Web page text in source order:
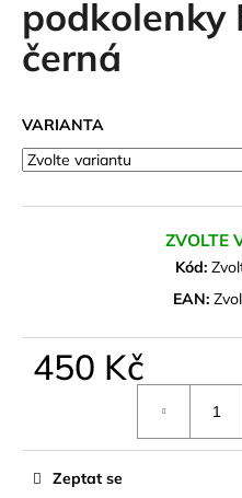
podkolenky
černá
VARIANTA
ZVOLTE
Kód:
EAN:
450 Kč
Zeptat se
a
j
t
?
HLEDAT
o
r
u